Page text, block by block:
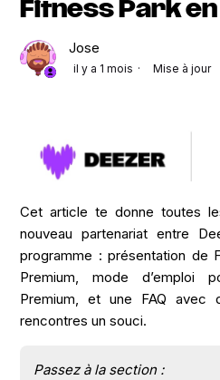
Fitness Park
Jose
il y a 1 mois Mise à jour
Cet article te donne toutes
nouveau partenariat entre
programme : présentation de
Premium, mode d’emploi
Premium, et une FAQ avec
rencontres un souci.
Passez à la section :